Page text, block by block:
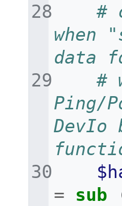
#
when
data
#
Ping/
=
sub